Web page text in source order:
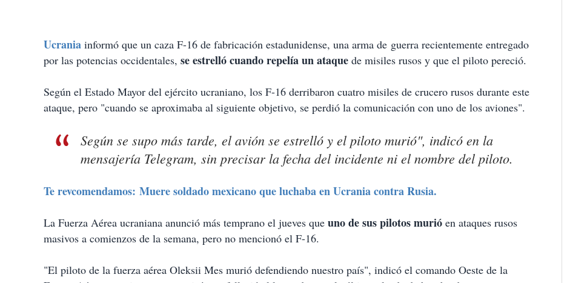
Ucrania informó que un caza F-16 de fabricación estadunidense, una arma de guerra recientemente entregado
por las potencias occidentales, se estrelló cuando repelía un ataque de misiles rusos y que el piloto pereció.
Según el Estado Mayor del ejército ucraniano, los F-16 derribaron cuatro misiles de crucero rusos durante este
ataque, pero "cuando se aproximaba al siguiente objetivo, se perdió la comunicación con uno de los aviones".
Según se supo más tarde, el avión se estrelló y el piloto murió", indicó en la
mensajería Telegram, sin precisar la fecha del incidente ni el nombre del piloto.
Te revcomendamos: Muere soldado mexicano que luchaba en Ucrania contra Rusia.
La Fuerza Aérea ucraniana anunció más temprano el jueves que uno de sus pilotos murió en ataques rusos
masivos a comienzos de la semana, pero no mencionó el F-16.
"El piloto de la fuerza aérea Oleksii Mes murió defendiendo nuestro país", indicó el comando Oeste de la